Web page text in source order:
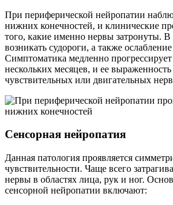
При периферической нейропатии
нижних конечностей, и клинические
того, какие именно нервы затронуты. В
возникать судороги, а также
Симптоматика медленно
нескольких месяцев, и ее
чувствительных или двигательных
Сенсорная нейропатия
Данная патология проявляется
чувствительности. Чаще всего
нервы в областях лица, рук и ног.
сенсорной нейропатии включают: